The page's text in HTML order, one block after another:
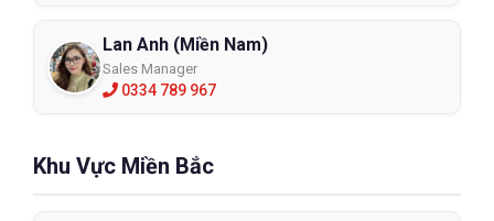
Lan Anh (Miền Nam)
Sales Manager
0334 789 967
Khu Vực Miền Bắc